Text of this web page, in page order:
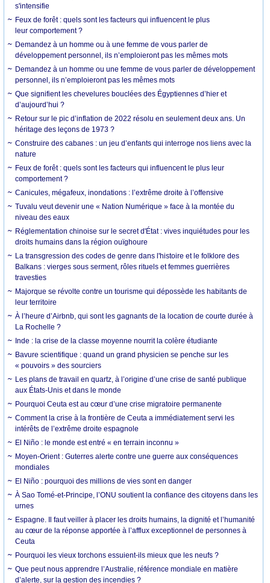
s'intensifie
Feux de forêt : quels sont les facteurs qui influencent le plus
leur comportement ?
Demandez à un homme ou à une femme de vous parler de
développement personnel, ils n’emploieront pas les mêmes mots
Demandez à un homme ou une femme de vous parler de développement
personnel, ils n’emploieront pas les mêmes mots
Que signifient les chevelures bouclées des Égyptiennes d’hier et
d’aujourd’hui ?
Retour sur le pic d’inflation de 2022 résolu en seulement deux ans. Un
héritage des leçons de 1973 ?
Construire des cabanes : un jeu d’enfants qui interroge nos liens avec la
nature
Feux de forêt : quels sont les facteurs qui influencent le plus leur
comportement ?
Canicules, mégafeux, inondations : l’extrême droite à l’offensive
Tuvalu veut devenir une « Nation Numérique » face à la montée du
niveau des eaux
Réglementation chinoise sur le secret d'État : vives inquiétudes pour les
droits humains dans la région ouïghoure
La transgression des codes de genre dans l'histoire et le folklore des
Balkans : vierges sous serment, rôles rituels et femmes guerrières
travesties
Majorque se révolte contre un tourisme qui dépossède les habitants de
leur territoire
À l’heure d’Airbnb, qui sont les gagnants de la location de courte durée à
La Rochelle ?
Inde : la crise de la classe moyenne nourrit la colère étudiante
Bavure scientifique : quand un grand physicien se penche sur les
« pouvoirs » des sourciers
Les plans de travail en quartz, à l’origine d’une crise de santé publique
aux États-Unis et dans le monde
Pourquoi Ceuta est au cœur d’une crise migratoire permanente
Comment la crise à la frontière de Ceuta a immédiatement servi les
intérêts de l’extrême droite espagnole
El Niño : le monde est entré « en terrain inconnu »
Moyen-Orient : Guterres alerte contre une guerre aux conséquences
mondiales
El Niño : pourquoi des millions de vies sont en danger
À Sao Tomé-et-Principe, l’ONU soutient la confiance des citoyens dans les
urnes
Espagne. Il faut veiller à placer les droits humains, la dignité et l’humanité
au cœur de la réponse apportée à l’afflux exceptionnel de personnes à
Ceuta
Pourquoi les vieux torchons essuient-ils mieux que les neufs ?
Que peut nous apprendre l’Australie, référence mondiale en matière
d’alerte, sur la gestion des incendies ?